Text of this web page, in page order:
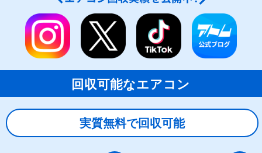
回収可能なエアコン
実質無料で回収可能